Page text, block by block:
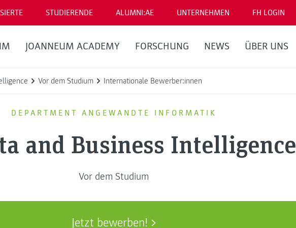
STUDIERENDE ALUMNI:AE UNTERNEHMEN FH LOGIN
JOANNEUM ACADEMY FORSCHUNG NEWS ÜBER UNS
Vor dem Studium Internationale Bewerber:innen
DEPARTMENT ANGEWANDTE INFORMATIK
and Business Intelligence
Vor dem Studium
Jetzt bewerben!